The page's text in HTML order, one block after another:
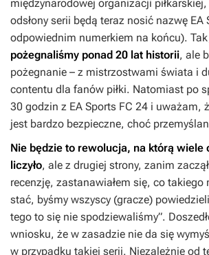
międzynarodowej organizacji
odsłony serii będą teraz nosić nazwę EA
odpowiednim numerkiem na końcu).
pożegnaliśmy ponad 20 lat historii, ale
pożegnanie – z mistrzostwami świata i
contentu dla fanów piłki. Natomiast po
30 godzin z EA Sports FC 24 i uważam,
jest bardzo bezpieczne, choć
Nie będzie to rewolucja, na którą wiele
liczyło, ale z drugiej strony, zanim
recenzję, zastanawiałem się, co takiego
stać, byśmy wszyscy (gracze)
tego to się nie spodziewaliśmy”.
wniosku, że w zasadzie nie da się
w przypadku takiej serii. Niezależnie od